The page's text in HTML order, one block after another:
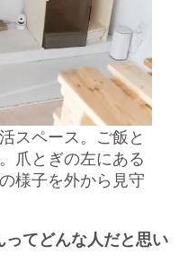
スペース。ご飯と
爪とぎの左にある
様子を外から見守
てどんな人だと思い